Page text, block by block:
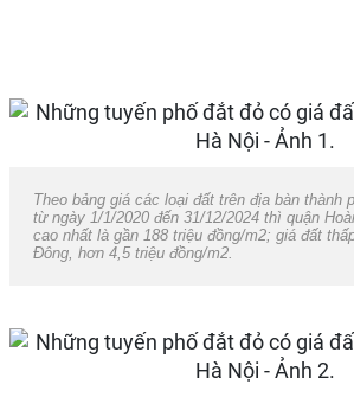
Theo bảng giá các loại đất trên địa bàn thành
từ ngày 1/1/2020 đến 31/12/2024 thì quận
cao nhất là gần 188 triệu đồng/m2; giá đất
Đông, hơn 4,5 triệu đồng/m2.